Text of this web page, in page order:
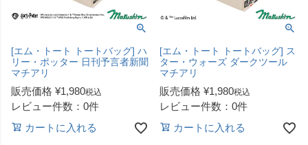
[エム・トート トートバッグ] ハ
リー・ポッター 日刊予言者新聞
マチアリ
販売価格 ¥1,980税込
レビュー件数：0件
カートに入れる
[エム・トート トートバッグ] ス
ター・ウォーズ ダークツール
マチアリ
販売価格 ¥1,980税込
レビュー件数：0件
カートに入れる